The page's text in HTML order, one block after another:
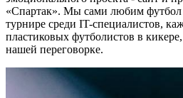
«Спартак». Мы сами любим футбол
турнире среди IT-специалистов,
пластиковых футболистов в
нашей переговорке.